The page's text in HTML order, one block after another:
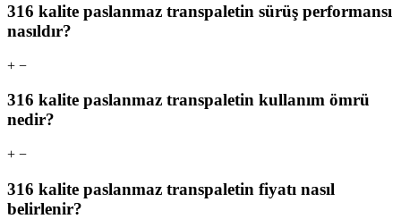
316 kalite paslanmaz transpaletin sürüş performansı
nasıldır?
+ −
316 kalite paslanmaz transpaletin kullanım ömrü
nedir?
+ −
316 kalite paslanmaz transpaletin fiyatı nasıl
belirlenir?